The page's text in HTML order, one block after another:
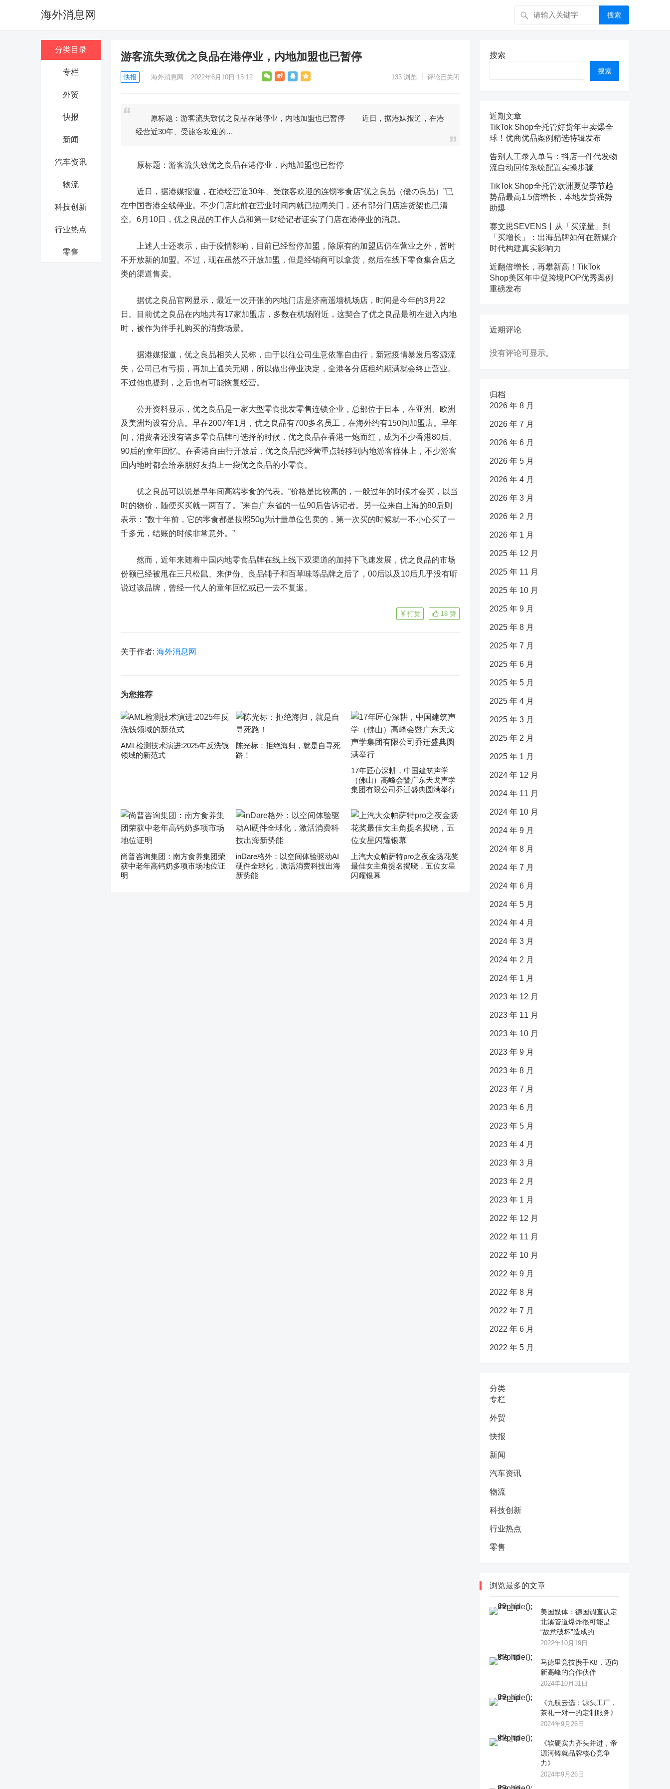
海外消息网 搜索
分类目录
专栏
外贸
快报
新闻
汽车资讯
物流
科技创新
行业热点
零售
游客流失致优之良品在港停业，内地加盟也已暂停
快报 海外消息网 2022年6月10日 15:12 133 浏览 评论已关闭
原标题：游客流失致优之良品在港停业，内地加盟也已暂停 近日，据港媒报道，在港
经营近30年、受旅客欢迎的…
原标题：游客流失致优之良品在港停业，内地加盟也已暂停
近日，据港媒报道，在港经营近30年、受旅客欢迎的连锁零食店“优之良品（優の良品）”已
在中国香港全线停业。不少门店此前在营业时间内就已拉闸关门，还有部分门店连货架也已清
空。6月10日，优之良品的工作人员和第一财经记者证实了门店在港停业的消息。
上述人士还表示，由于疫情影响，目前已经暂停加盟，除原有的加盟店仍在营业之外，暂时
不开放新的加盟。不过，现在虽然不开放加盟，但是经销商可以拿货，然后在线下零食集合店之
类的渠道售卖。
据优之良品官网显示，最近一次开张的内地门店是济南遥墙机场店，时间是今年的3月22
日。目前优之良品在内地共有17家加盟店，多数在机场附近，这契合了优之良品最初在进入内地
时，被作为伴手礼购买的消费场景。
据港媒报道，优之良品相关人员称，由于以往公司生意依靠自由行，新冠疫情暴发后客源流
失，公司已有亏损，再加上通关无期，所以做出停业决定，全港各分店租约期满就会终止营业。
不过他也提到，之后也有可能恢复经营。
公开资料显示，优之良品是一家大型零食批发零售连锁企业，总部位于日本，在亚洲、欧洲
及美洲均设有分店。早在2007年1月，优之良品有700多名员工，在海外约有150间加盟店。早年
间，消费者还没有诸多零食品牌可选择的时候，优之良品在香港一炮而红，成为不少香港80后、
90后的童年回忆。在香港自由行开放后，优之良品把经营重点转移到内地游客群体上，不少游客
回内地时都会给亲朋好友捎上一袋优之良品的小零食。
优之良品可以说是早年间高端零食的代表。“价格是比较高的，一般过年的时候才会买，以当
时的物价，随便买买就一两百了。”来自广东省的一位90后告诉记者。另一位来自上海的80后则
表示：“数十年前，它的零食都是按照50g为计量单位售卖的，第一次买的时候就一不小心买了一
千多元，结账的时候非常意外。”
然而，近年来随着中国内地零食品牌在线上线下双渠道的加持下飞速发展，优之良品的市场
份额已经被甩在三只松鼠 来伊份 良品铺子和百草味等品牌之后了，00后以及10后几乎没有听
说过该品牌，曾经一代人的童年回忆或已一去不复返。
18 赞
打赏
关于作者: 海外消息网
为您推荐
AML检测技术演进:2025年反洗钱
领域的新范式
陈光标：拒绝海归，就是自寻死
路！
17年匠心深耕，中国建筑声学
（佛山）高峰会暨广东天戈声学
集团有限公司乔迁盛典圆满举行
尚普咨询集团：南方食养集团荣
获中老年高钙奶多项市场地位证
明
inDare格外：以空间体验驱动AI
硬件全球化，激活消费科技出海
新势能
上汽大众帕萨特pro之夜金扬花奖
最佳女主角提名揭晓，五位女星
闪耀银幕
搜索
搜索
近期文章
TikTok Shop全托管好货年中卖爆全
球！优商优品案例精选特辑发布
告别人工录入单号：抖店一件代发物
流自动回传系统配置实操步骤
TikTok Shop全托管欧洲夏促季节趋
势品最高1.5倍增长，本地发货强势
助爆
赛文思SEVENS丨从「买流量」到
「买增长」：出海品牌如何在新媒介
时代构建真实影响力
近翻倍增长，再攀新高！TikTok
Shop美区年中促跨境POP优秀案例
重磅发布
近期评论
没有评论可显示。
归档
2026 年 8 月
2026 年 7 月
2026 年 6 月
2026 年 5 月
2026 年 4 月
2026 年 3 月
2026 年 2 月
2026 年 1 月
2025 年 12 月
2025 年 11 月
2025 年 10 月
2025 年 9 月
2025 年 8 月
2025 年 7 月
2025 年 6 月
2025 年 5 月
2025 年 4 月
2025 年 3 月
2025 年 2 月
2025 年 1 月
2024 年 12 月
2024 年 11 月
2024 年 10 月
2024 年 9 月
2024 年 8 月
2024 年 7 月
2024 年 6 月
2024 年 5 月
2024 年 4 月
2024 年 3 月
2024 年 2 月
2024 年 1 月
2023 年 12 月
2023 年 11 月
2023 年 10 月
2023 年 9 月
2023 年 8 月
2023 年 7 月
2023 年 6 月
2023 年 5 月
2023 年 4 月
2023 年 3 月
2023 年 2 月
2023 年 1 月
2022 年 12 月
2022 年 11 月
2022 年 10 月
2022 年 9 月
2022 年 8 月
2022 年 7 月
2022 年 6 月
2022 年 5 月
分类
专栏
外贸
快报
新闻
汽车资讯
物流
科技创新
行业热点
零售
浏览最多的文章
美国媒体：德国调查认定
北溪管道爆炸很可能是
“故意破坏”造成的
2022年10月19日
马德里竞技携手K8，迈向
新高峰的合作伙伴
2024年10月31日
《九航云选：源头工厂，
茶礼一对一的定制服务》
2024年9月26日
《软硬实力齐头并进，帝
源河铸就品牌核心竞争
力》
2024年9月26日